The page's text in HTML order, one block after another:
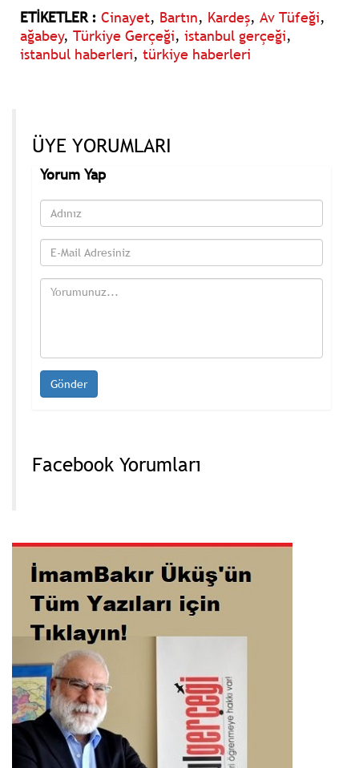
ETİKETLER : Cinayet, Bartın, Kardeş, Av Tüfeği,
ağabey, Türkiye Gerçeği, istanbul gerçeği,
istanbul haberleri, türkiye haberleri
ÜYE YORUMLARI
Yorum Yap
Facebook Yorumları